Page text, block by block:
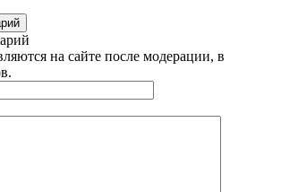
на сайте после модерации, в